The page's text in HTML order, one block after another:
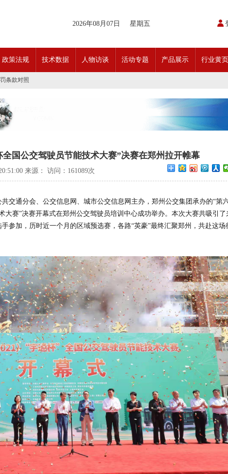
2026年08月07日 星期五
政策法规 技术数据 人物访谈 活动专题 产品展示 行业黄页
通首条需求响应式定制班线
请函
」目标 助推公交转型发展——沪苏城市公交企业经验交流会在通顺利召开
实现历史性跨越！
条款对照
通首条需求响应式定制班线
请函
动奖状
日开行！
引领前行•文化润企发展——南通公交集团发布全新企业文化理念体系
实现历史性跨越！
条款对照
科技创新驱动加快建设交通强国的意见
全国公交驾驶员节能技术大赛”决赛在郑州拉开帷幕
来源： 访问： 161089次
交通分会、公交信息网、城市公交信息网主办，郑州公交集团承办的“第
大赛”决赛开幕式在郑州公交驾驶员培训中心成功举办。本次大赛共吸引了
参加，历时近一个月的区域预选赛，各路“英豪”最终汇聚郑州，共赴这场